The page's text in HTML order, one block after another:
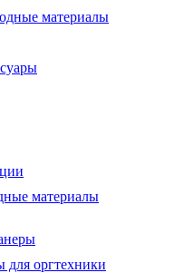
материалы
материалы
для оргтехники